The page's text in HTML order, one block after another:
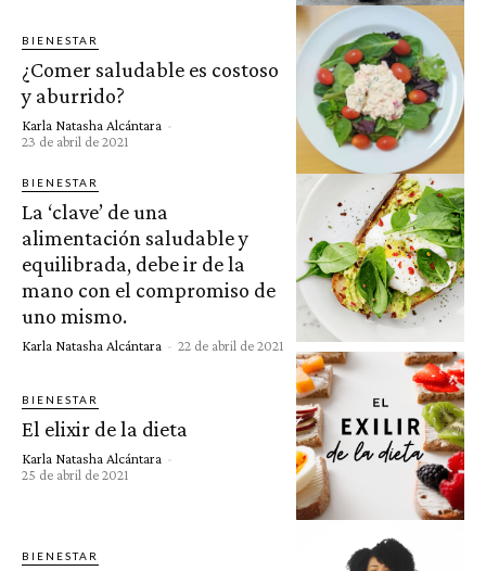
BIENESTAR
¿Comer saludable es costoso
y aburrido?
Karla Natasha Alcántara -
23 de abril de 2021
BIENESTAR
La ‘clave’ de una
alimentación saludable y
equilibrada, debe ir de la
mano con el compromiso de
uno mismo.
Karla Natasha Alcántara - 22 de abril de 2021
BIENESTAR
El elixir de la dieta
Karla Natasha Alcántara -
25 de abril de 2021
BIENESTAR